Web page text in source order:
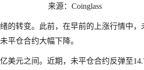
来源：Coinglass
的转变。此前，在早前的上涨行情中
平仓合约大幅下降。
美元之间。近期，未平仓合约反弹至